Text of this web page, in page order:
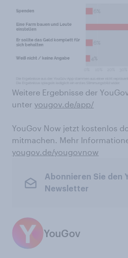
Weitere Ergebnisse der
unter yougov.de/app/
YouGov Now jetzt kostenlos
mitmachen. Mehr
yougov.de/yougovnow
Abonnieren Sie den
Newsletter
YouGov